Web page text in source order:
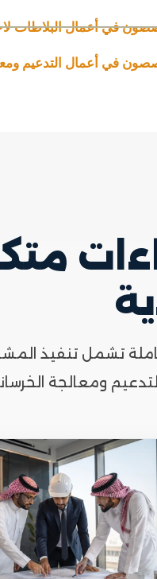
في أعمال البلاطات
في أعمال التدعيم
تشمل تنفيذ
ومعالجة